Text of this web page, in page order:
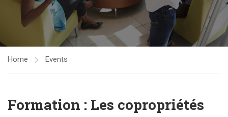
Home Events
Formation : Les copropriétés